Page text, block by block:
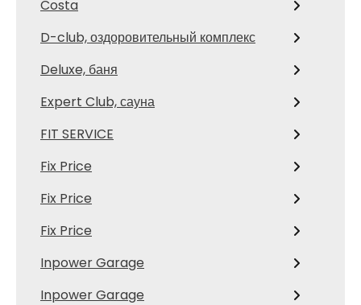
Costa
D-club, оздоровительный комплекс
Deluxe, баня
Expert Club, сауна
FIT SERVICE
Fix Price
Fix Price
Fix Price
Inpower Garage
Inpower Garage